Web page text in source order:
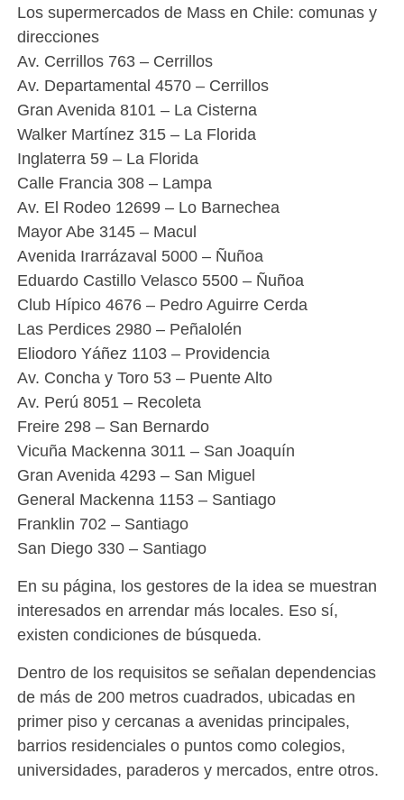
Los supermercados de Mass en Chile: comunas y
direcciones
Av. Cerrillos 763 – Cerrillos
Av. Departamental 4570 – Cerrillos
Gran Avenida 8101 – La Cisterna
Walker Martínez 315 – La Florida
Inglaterra 59 – La Florida
Calle Francia 308 – Lampa
Av. El Rodeo 12699 – Lo Barnechea
Mayor Abe 3145 – Macul
Avenida Irarrázaval 5000 – Ñuñoa
Eduardo Castillo Velasco 5500 – Ñuñoa
Club Hípico 4676 – Pedro Aguirre Cerda
Las Perdices 2980 – Peñalolén
Eliodoro Yáñez 1103 – Providencia
Av. Concha y Toro 53 – Puente Alto
Av. Perú 8051 – Recoleta
Freire 298 – San Bernardo
Vicuña Mackenna 3011 – San Joaquín
Gran Avenida 4293 – San Miguel
General Mackenna 1153 – Santiago
Franklin 702 – Santiago
San Diego 330 – Santiago
En su página, los gestores de la idea se muestran
interesados en arrendar más locales. Eso sí,
existen condiciones de búsqueda.
Dentro de los requisitos se señalan dependencias
de más de 200 metros cuadrados, ubicadas en
primer piso y cercanas a avenidas principales,
barrios residenciales o puntos como colegios,
universidades, paraderos y mercados, entre otros.